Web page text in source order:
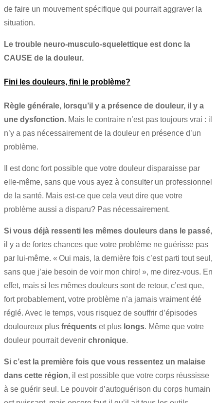
de faire un mouvement spécifique qui pourrait aggraver la
situation.
Le trouble neuro-musculo-squelettique est donc la
CAUSE de la douleur.
Fini les douleurs, fini le problème?
Règle générale, lorsqu’il y a présence de douleur, il y a
une dysfonction. Mais le contraire n’est pas toujours vrai : il
n’y a pas nécessairement de la douleur en présence d’un
problème.
Il est donc fort possible que votre douleur disparaisse par
elle-même, sans que vous ayez à consulter un professionnel
de la santé. Mais est-ce que cela veut dire que votre
problème aussi a disparu? Pas nécessairement.
Si vous déjà ressenti les mêmes douleurs dans le passé,
il y a de fortes chances que votre problème ne guérisse pas
par lui-même. « Oui mais, la dernière fois c’est parti tout seul,
sans que j’aie besoin de voir mon chiro! », me direz-vous. En
effet, mais si les mêmes douleurs sont de retour, c’est que,
fort probablement, votre problème n’a jamais vraiment été
réglé. Avec le temps, vous risquez de souffrir d’épisodes
douloureux plus fréquents et plus longs. Même que votre
douleur pourrait devenir chronique.
Si c’est la première fois que vous ressentez un malaise
dans cette région, il est possible que votre corps réussisse
à se guérir seul. Le pouvoir d’autoguérison du corps humain